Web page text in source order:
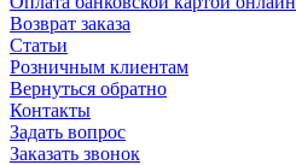
Возврат заказа
Статьи
Розничным клиентам
Вернуться обратно
Контакты
Задать вопрос
Заказать звонок